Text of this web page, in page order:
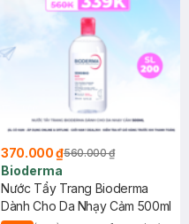
370.000 ₫560.000 ₫
Bioderma
Nước Tẩy Trang Bioderma
Dành Cho Da Nhạy Cảm 500ml